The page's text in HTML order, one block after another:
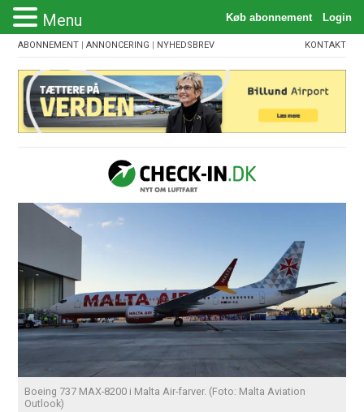
ABONNEMENT |ANNONCERING | NYHEDSBREV KONTAKT
Boeing 737 MAX-8200 i Malta Air-farver. (Foto: Malta Aviation
Outlook)
Menu